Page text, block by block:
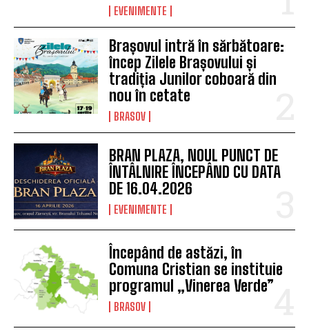
EVENIMENTE
Brașovul intră în sărbătoare:
încep Zilele Brașovului și
tradiția Junilor coboară din
nou în cetate
BRASOV
BRAN PLAZA, NOUL PUNCT DE
ÎNTÂLNIRE ÎNCEPÂND CU DATA
DE 16.04.2026
EVENIMENTE
Începând de astăzi, în
Comuna Cristian se instituie
programul „Vinerea Verde”
BRASOV